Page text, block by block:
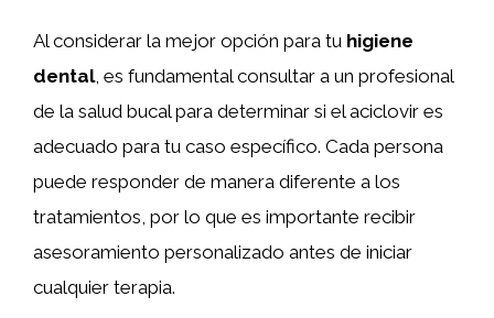
Al considerar la mejor opción para tu higiene
dental, es fundamental consultar a un profesional
de la salud bucal para determinar si el aciclovir es
adecuado para tu caso específico. Cada persona
puede responder de manera diferente a los
tratamientos, por lo que es importante recibir
asesoramiento personalizado antes de iniciar
cualquier terapia.